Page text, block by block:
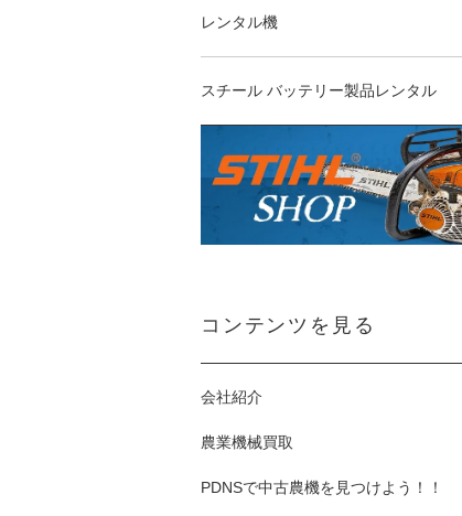
レンタル機
スチール バッテリー製品レンタル
コンテンツを見る
会社紹介
農業機械買取
PDNSで中古農機を見つけよう！！